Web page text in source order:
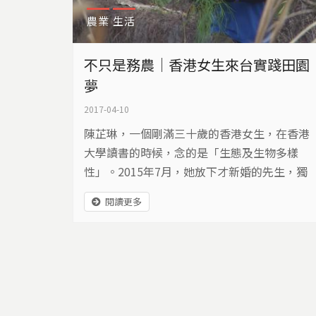
農業 生活
不只是務農｜香港女生來台實踐田園
夢
2017-04-10
陳芷琳，一個剛滿三十歲的香港女生，在香港
大學讀書的時候，念的是「生態及生物多樣
性」。2015年7月，她放下才新婚的先生，獨
自一人跑到台灣學習務農，一待就是一整年。
她解釋：「我去緬甸幫助難民時發現，他們真
閱讀更多